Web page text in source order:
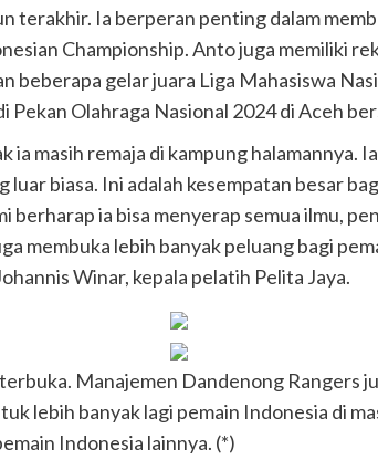
terakhir. Ia berperan penting dalam
Championship. Anto juga memiliki
beberapa gelar juara Liga Mahasiswa
Pekan Olahraga Nasional 2024 di Aceh
ia masih remaja di kampung halamannya.
biasa. Ini adalah kesempatan besar
berharap ia bisa menyerap semua ilmu,
membuka lebih banyak peluang bagi
Winar, kepala pelatih Pelita Jaya.
Manajemen Dandenong Rangers
lebih banyak lagi pemain Indonesia di
Indonesia lainnya. (*)